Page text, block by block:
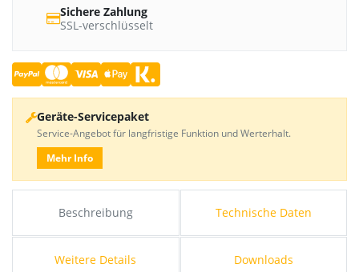
Beschreibung Technische Daten
Weitere Details Downloads
Sichere Zahlung
SSL-verschlüsselt
Geräte-Servicepaket
Service-Angebot für langfristige Funktion und Werterhalt.
Mehr Info